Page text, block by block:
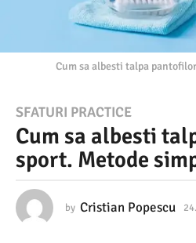
Cum sa albesti talpa
2
4
.
3
SFATURI PRACTICE
Cum sa albesti
sport. Metode
by Cristian Popescu